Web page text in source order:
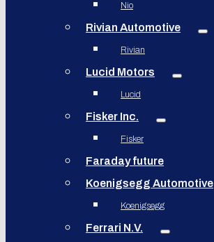
Nio
Rivian Automotive
Rivian
Lucid Motors
Lucid
Fisker Inc.
Fisker
Faraday future
Koenigsegg Automotive
Koenigsegg
Ferrari N.V.